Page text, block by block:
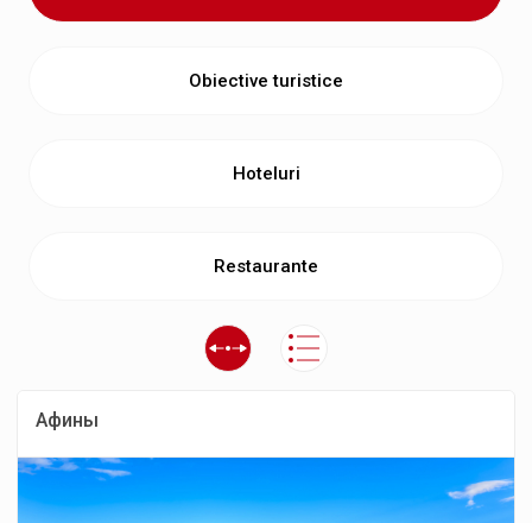
Obiective turistice
Hoteluri
Restaurante
Афины